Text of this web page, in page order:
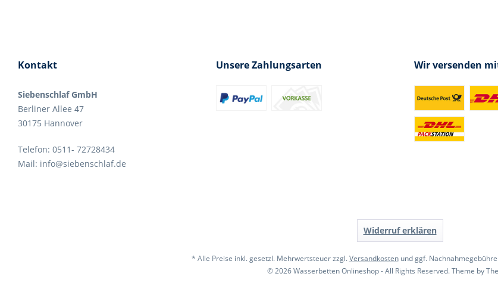
Kontakt
Siebenschlaf GmbH
Berliner Allee 47
30175 Hannover
Telefon: 0511- 72728434
Mail: info@siebenschlaf.de
Unsere Zahlungsarten Wir versenden
Widerruf erklären
* Alle Preise inkl. gesetzl. Mehrwertsteuer zzgl.Versandkostenund ggf.
© 2026 Wasserbetten Onlineshop - All Rights Reserved. Theme by